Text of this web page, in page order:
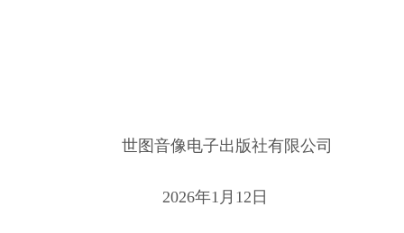
世图音像电子出版社有限公司
2026年1月12日